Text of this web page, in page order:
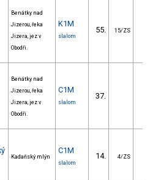
Benátky nad
Jizerou, řeka
Jizera, jez v
Obodři.
K1M
slalom
55. 15/ZS
Benátky nad
Jizerou, řeka
Jizera, jez v
Obodři.
C1M
slalom
37.
Kadaňský mlýn
C1M
slalom
14. 4/ZS